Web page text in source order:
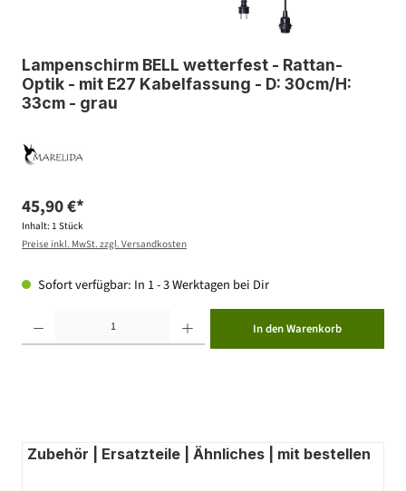
Lampenschirm BELL wetterfest - Rattan-
Optik - mit E27 Kabelfassung - D: 30cm/H:
33cm - grau
45,90 €*
Inhalt: 1 Stück
Preise inkl. MwSt. zzgl. Versandkosten
Sofort verfügbar: In 1 - 3 Werktagen bei Dir
In den Warenkorb
Zubehör | Ersatzteile | Ähnliches | mit bestellen